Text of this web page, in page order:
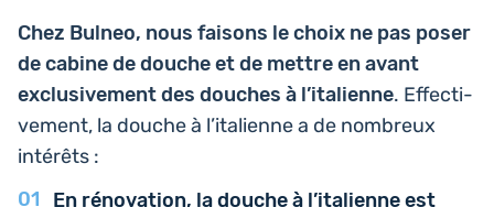
Chez Bulneo, nous faisons le choix ne pas poser
de cabine de douche et de mettre en avant
exclu­si­ve­ment des douches à l’i­ta­lienne. Effec­ti­
ve­ment, la douche à l’i­ta­lienne a de nom­breux
intérêts :
En réno­va­tion, la douche à l’i­ta­lienne est